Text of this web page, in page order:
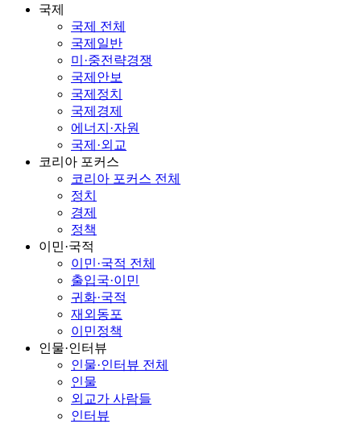
국제
국제 전체
국제일반
미·중전략경쟁
국제안보
국제정치
국제경제
에너지·자원
국제·외교
코리아 포커스
코리아 포커스 전체
정치
경제
정책
이민·국적
이민·국적 전체
출입국·이민
귀화·국적
재외동포
이민정책
인물·인터뷰
인물·인터뷰 전체
인물
외교가 사람들
인터뷰